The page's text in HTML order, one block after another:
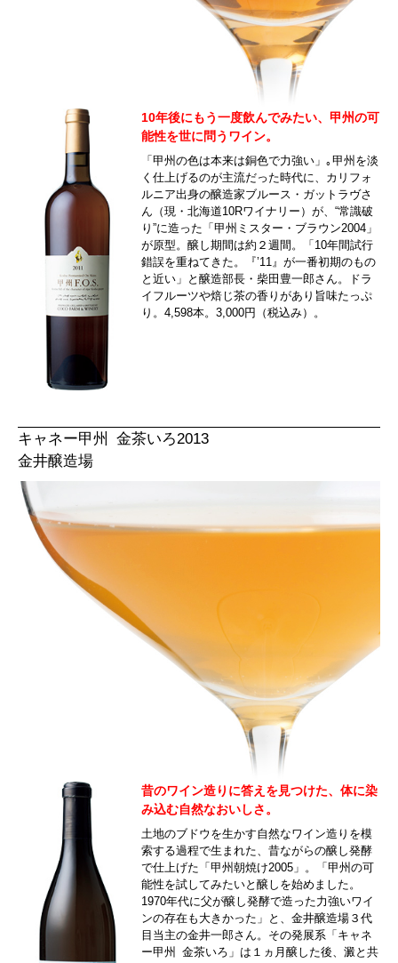
10年後にもう一度飲んでみたい、甲州の可
能性を世に問うワイン。
「甲州の色は本来は銅色で力強い」｡甲州を淡
く仕上げるのが主流だった時代に、カリフォ
ルニア出身の醸造家ブルース・ガットラヴさ
ん（現・北海道10Rワイナリー）が、“常識破
り”に造った「甲州ミスター・ブラウン2004」
が原型。醸し期間は約２週間。「10年間試行
錯誤を重ねてきた。『’11』が一番初期のもの
と近い」と醸造部長・柴田豊一郎さん。ドラ
イフルーツや焙じ茶の香りがあり旨味たっぷ
り。4,598本。3,000円（税込み）。
キャネー甲州 金茶いろ2013
金井醸造場
昔のワイン造りに答えを見つけた、体に染
み込む自然なおいしさ。
土地のブドウを生かす自然なワイン造りを模
索する過程で生まれた、昔ながらの醸し発酵
で仕上げた「甲州朝焼け2005」。「甲州の可
能性を試してみたいと醸しを始めました。
1970年代に父が醸し発酵で造った力強いワイ
ンの存在も大きかった」と、金井醸造場３代
目当主の金井一郎さん。その発展系「キャネ
ー甲州 金茶いろ」は１ヵ月醸した後、澱と共